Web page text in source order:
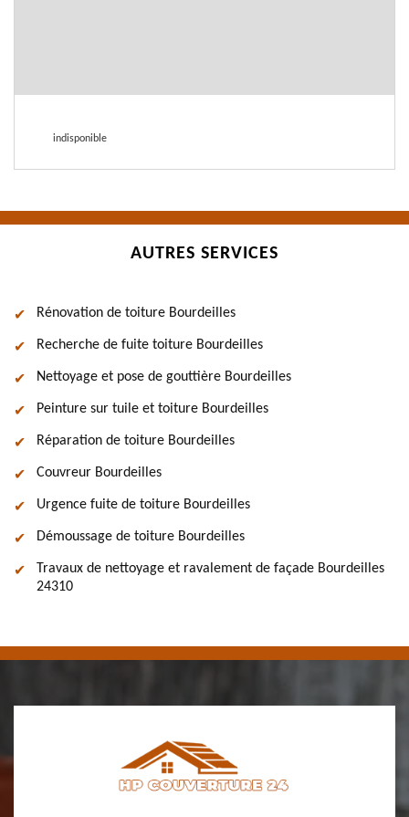
indisponible
AUTRES SERVICES
Rénovation de toiture Bourdeilles
Recherche de fuite toiture Bourdeilles
Nettoyage et pose de gouttière Bourdeilles
Peinture sur tuile et toiture Bourdeilles
Réparation de toiture Bourdeilles
Couvreur Bourdeilles
Urgence fuite de toiture Bourdeilles
Démoussage de toiture Bourdeilles
Travaux de nettoyage et ravalement de façade Bourdeilles
24310